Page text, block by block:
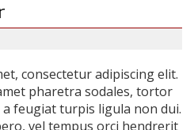
consectetur adipiscing elit.
pharetra sodales, tortor
feugiat turpis ligula non dui.
vel tempus orci hendrerit